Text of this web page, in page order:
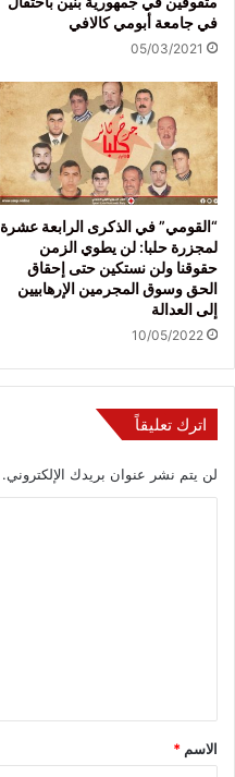
في جامعة أبومي كالافي
05/03/2021
“القومي” في الذكرى الرابعة عشرة
لمجزرة حلبا: لن يطوي الزمن
حقوقنا ولن نستكين حتى إحقاق
الحق وسوق المجرمين الإرهابيين
إلى العدالة
10/05/2022
اترك تعليقاً
لن يتم نشر عنوان بريدك الإلكتروني.
*
الاسم *